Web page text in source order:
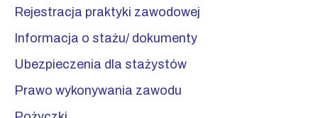
Rejestracja praktyki zawodowej
Informacja o stażu/ dokumenty
Ubezpieczenia dla stażystów
Prawo wykonywania zawodu